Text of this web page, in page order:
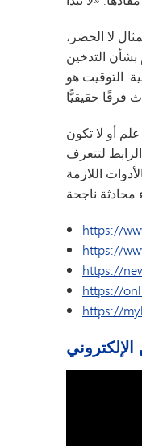
لا الحصر،
بشأن التدخين
التوقيت هو
علم أو لا تكون
لتتعرف
اللازمة
https://
https://
https://
https://
https://